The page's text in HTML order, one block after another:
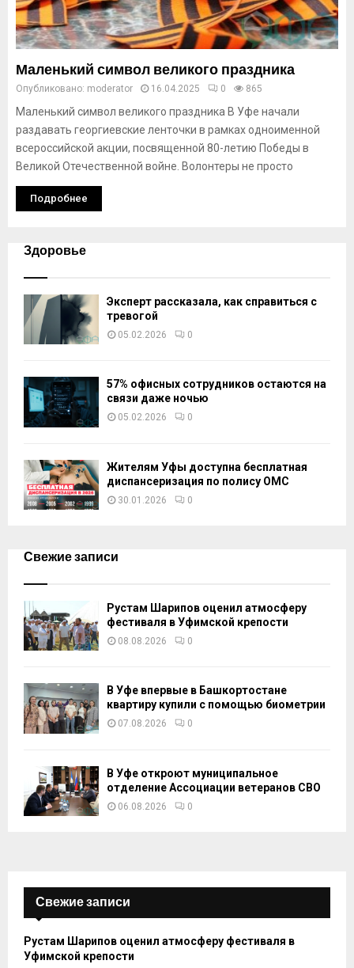
Маленький символ великого праздника
Опубликовано: moderator 16.04.2025 0 865
Маленький символ великого праздника В Уфе начали
раздавать георгиевские ленточки в рамках одноименной
всероссийской акции, посвященной 80-летию Победы в
Великой Отечественной войне. Волонтеры не просто
Подробнее
Здоровье
Эксперт рассказала, как справиться с
тревогой
05.02.2026 0
57% офисных сотрудников остаются на
связи даже ночью
05.02.2026 0
Жителям Уфы доступна бесплатная
диспансеризация по полису ОМС
30.01.2026 0
Свежие записи
Рустам Шарипов оценил атмосферу
фестиваля в Уфимской крепости
08.08.2026 0
В Уфе впервые в Башкортостане
квартиру купили с помощью биометрии
07.08.2026 0
В Уфе откроют муниципальное
отделение Ассоциации ветеранов СВО
06.08.2026 0
Свежие записи
Рустам Шарипов оценил атмосферу фестиваля в
Уфимской крепости